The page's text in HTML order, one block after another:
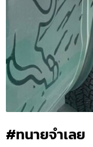
#ทนายจำเลย